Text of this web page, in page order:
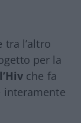
tra l’altro
per la
che fa
interamente